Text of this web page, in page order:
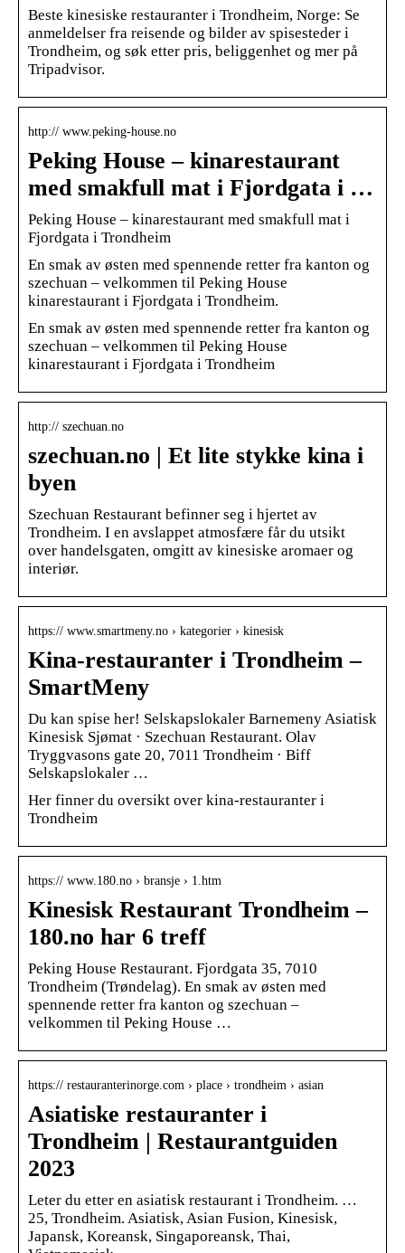
Beste kinesiske restauranter i Trondheim, Norge: Se
anmeldelser fra reisende og bilder av spisesteder i
Trondheim, og søk etter pris, beliggenhet og mer på
Tripadvisor.
http:// www.peking-house.no
Peking House – kinarestaurant
med smakfull mat i Fjordgata i …
Peking House – kinarestaurant med smakfull mat i
Fjordgata i Trondheim
En smak av østen med spennende retter fra kanton og
szechuan – velkommen til Peking House
kinarestaurant i Fjordgata i Trondheim.
En smak av østen med spennende retter fra kanton og
szechuan – velkommen til Peking House
kinarestaurant i Fjordgata i Trondheim
http:// szechuan.no
szechuan.no | Et lite stykke kina i
byen
Szechuan Restaurant befinner seg i hjertet av
Trondheim. I en avslappet atmosfære får du utsikt
over handelsgaten, omgitt av kinesiske aromaer og
interiør.
https:// www.smartmeny.no › kategorier › kinesisk
Kina-restauranter i Trondheim –
SmartMeny
Du kan spise her! Selskapslokaler Barnemeny Asiatisk
Kinesisk Sjømat · Szechuan Restaurant. Olav
Tryggvasons gate 20, 7011 Trondheim · Biff
Selskapslokaler …
Her finner du oversikt over kina-restauranter i
Trondheim
https:// www.180.no › bransje › 1.htm
Kinesisk Restaurant Trondheim –
180.no har 6 treff
Peking House Restaurant. Fjordgata 35, 7010
Trondheim (Trøndelag). En smak av østen med
spennende retter fra kanton og szechuan –
velkommen til Peking House …
https:// restauranterinorge.com › place › trondheim › asian
Asiatiske restauranter i
Trondheim | Restaurantguiden
2023
Leter du etter en asiatisk restaurant i Trondheim. …
25, Trondheim. Asiatisk, Asian Fusion, Kinesisk,
Japansk, Koreansk, Singaporeansk, Thai,